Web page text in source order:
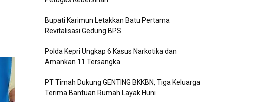
Bupati Karimun Letakkan Batu Pertama
Revitalisasi Gedung BPS
Polda Kepri Ungkap 6 Kasus Narkotika dan
Amankan 11 Tersangka
PT Timah Dukung GENTING BKKBN, Tiga Keluarga
Terima Bantuan Rumah Layak Huni